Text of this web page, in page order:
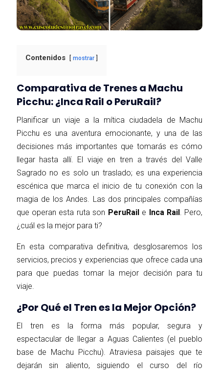
Contenidos mostrar
Comparativa de Trenes a Machu
Picchu: ¿Inca Rail o PeruRail?
Planificar un viaje a la mítica ciudadela de Machu
Picchu es una aventura emocionante, y una de las
decisiones más importantes que tomarás es cómo
llegar hasta allí. El viaje en tren a través del Valle
Sagrado no es solo un traslado; es una experiencia
escénica que marca el inicio de tu conexión con la
magia de los Andes. Las dos principales compañías
que operan esta ruta son PeruRail e Inca Rail . Pero,
¿cuál es la mejor para ti?
En esta comparativa definitiva, desglosaremos los
servicios, precios y experiencias que ofrece cada una
para que puedas tomar la mejor decisión para tu
viaje.
¿Por Qué el Tren es la Mejor Opción?
El tren es la forma más popular, segura y
espectacular de llegar a Aguas Calientes (el pueblo
base de Machu Picchu). Atraviesa paisajes que te
dejarán sin aliento, siguiendo el curso del río